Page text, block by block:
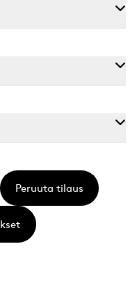
Peruuta tilaus